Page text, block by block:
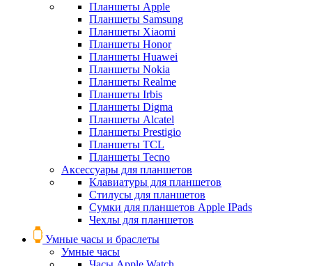
Планшеты Apple
Планшеты Samsung
Планшеты Xiaomi
Планшеты Honor
Планшеты Huawei
Планшеты Nokia
Планшеты Realme
Планшеты Irbis
Планшеты Digma
Планшеты Alcatel
Планшеты Prestigio
Планшеты TCL
Планшеты Tecno
Аксессуары для планшетов
Клавиатуры для планшетов
Стилусы для планшетов
Сумки для планшетов Apple IPads
Чехлы для планшетов
Умные часы и браслеты
Умные часы